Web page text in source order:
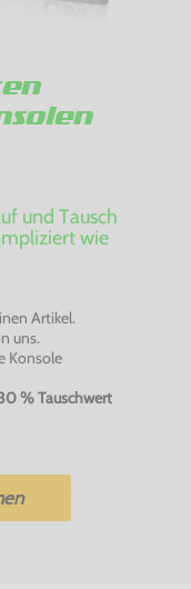
und Tausch
wie
Artikel.
uns.
Konsole
% Tauschwert